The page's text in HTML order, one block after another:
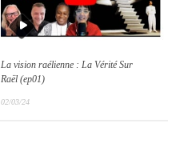
La vision raélienne : La Vérité Sur
Raël (ep01)
02/03/24